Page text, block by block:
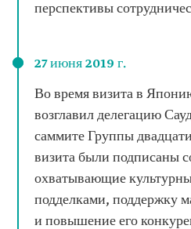
перспективы
27 июня 2019 г.
Во время визита в
возглавил делегацию
саммите Группы
визита были подписаны
охватывающие
подделками, поддержку
и повышение его